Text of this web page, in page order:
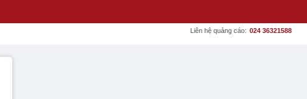
Liên hệ quảng cáo: 024 36321588